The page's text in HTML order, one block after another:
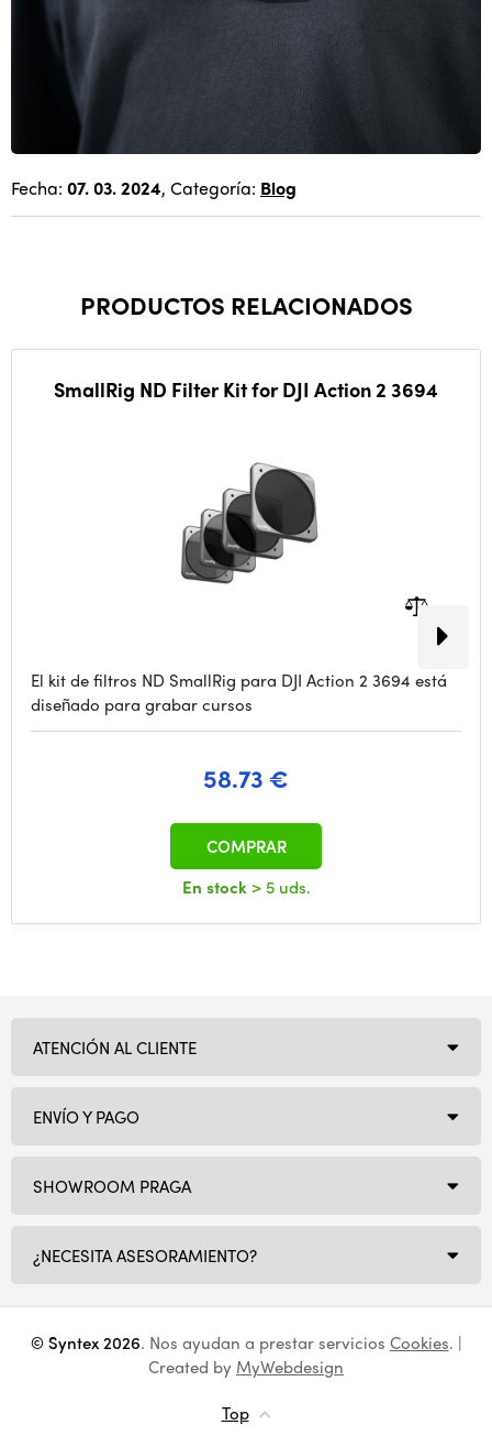
Fecha: 07. 03. 2024, Categoría: Blog
PRODUCTOS RELACIONADOS
SmallRig ND Filter Kit for DJI Action 2 3694
El kit de filtros ND SmallRig para DJI Action 2 3694 está
diseñado para grabar cursos
58.73 €
En stock > 5 uds.
COMPRAR
SHOWROOM PRAGA
¿NECESITA ASESORAMIENTO?
ATENCIÓN AL CLIENTE
ENVÍO Y PAGO
© Syntex 2026. Nos ayudan a prestar servicios Cookies. |
Created by MyWebdesign
Top